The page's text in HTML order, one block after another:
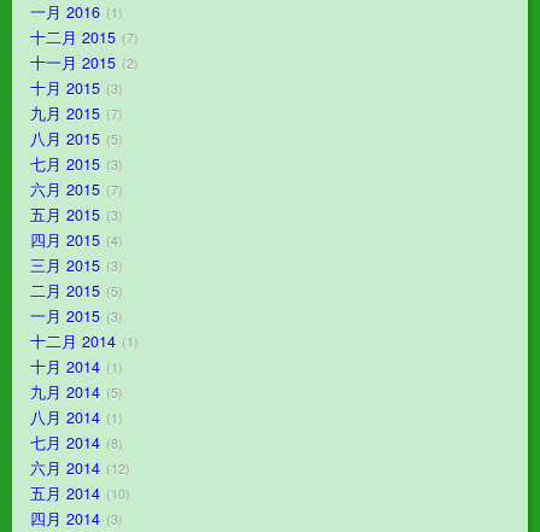
一月 2016 1
十二月 2015 7
十一月 2015 2
十月 2015 3
九月 2015 7
八月 2015 5
七月 2015 3
六月 2015 7
五月 2015 3
四月 2015 4
三月 2015 3
二月 2015 5
一月 2015 3
十二月 2014 1
十月 2014 1
九月 2014 5
八月 2014 1
七月 2014 8
六月 2014 12
五月 2014 10
四月 2014 3